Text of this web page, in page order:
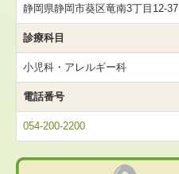
静岡県静岡市葵区竜南3丁目12-37
診療科目
小児科・アレルギー科
電話番号
054-200-2200